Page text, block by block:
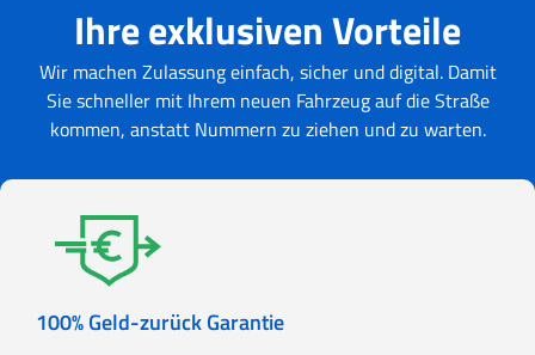
Ihre exklusiven Vorteile
Wir machen Zulassung einfach, sicher und digital. Damit
Sie schneller mit Ihrem neuen Fahrzeug auf die Straße
kommen, anstatt Nummern zu ziehen und zu warten.
100% Geld-zurück Garantie